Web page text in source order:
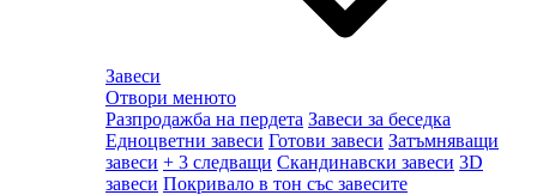
Завеси
Отвори менюто
Разпродажба на пердета Завеси за беседка
Едноцветни завеси Готови завеси Затъмняващи
завеси + 3 следващи Скандинавски завеси 3D
завеси Покривало в тон със завесите